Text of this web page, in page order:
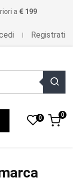
a € 199
Registrati
0 0